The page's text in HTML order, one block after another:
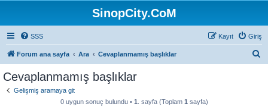
SinopCity.CoM
SSS Giriş
Kayıt
Forum ana sayfa Ara Cevaplanmamış başlıklar
Cevaplanmamış başlıklar
Gelişmiş aramaya git
0 uygun sonuç bulundu • 1 . sayfa (Toplam 1 sayfa)